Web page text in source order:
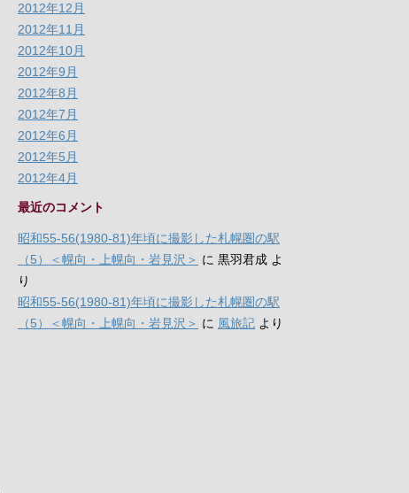
2012年12月
2012年11月
2012年10月
2012年9月
2012年8月
2012年7月
2012年6月
2012年5月
2012年4月
最近のコメント
昭和55-56(1980-81)年頃に撮影した札幌圏の駅
（5）＜幌向・上幌向・岩見沢＞ に 黒羽君成 よ
り
昭和55-56(1980-81)年頃に撮影した札幌圏の駅
（5）＜幌向・上幌向・岩見沢＞ に 風旅記 より